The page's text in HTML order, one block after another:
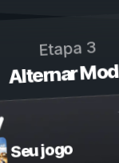
Etapa 3
Alternar
Seu jogo